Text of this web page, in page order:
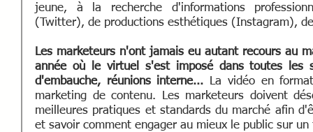
jeune, à la recherche d'informations
(Twitter), de productions esthétiques (Instagram),
Les marketeurs n'ont jamais eu autant recours au
année où le virtuel s'est imposé dans toutes les
d'embauche, réunions interne...
La vidéo en
marketing de contenu. Les marketeurs doivent
meilleures pratiques et standards du marché afin
et savoir comment engager au mieux le public sur